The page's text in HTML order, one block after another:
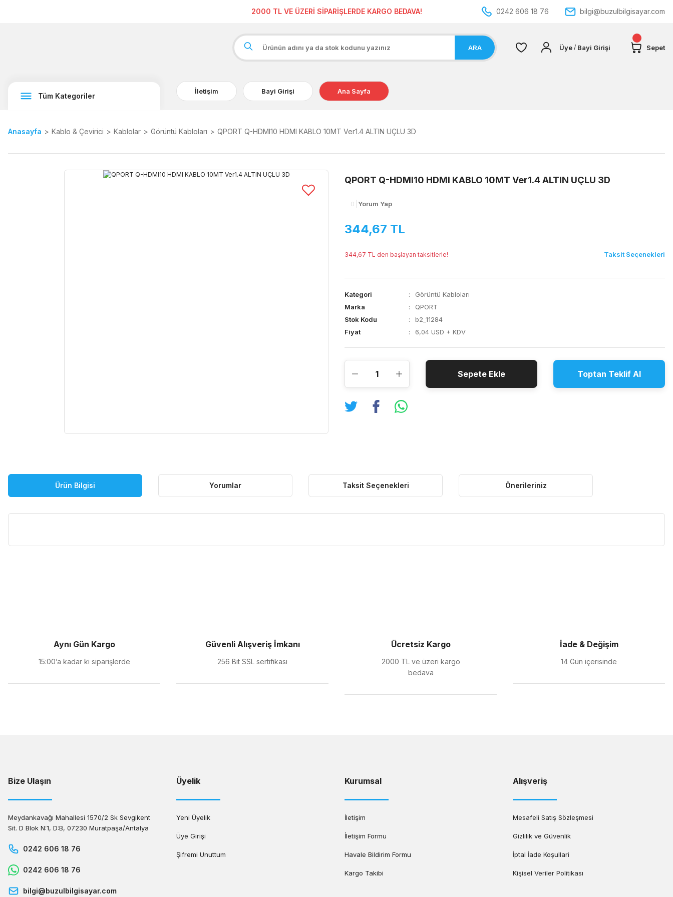
2000 TL VE ÜZERİ SİPARİŞLERDE KARGO BEDAVA! 0242 606 18 76 bilgi@buzulbilgisayar.com
ARA Üye / Bayi Girişi Sepet
Tüm Kategoriler
İletişim Bayi Girişi Ana Sayfa
Anasayfa Kablo & Çevirici Kablolar Görüntü Kabloları QPORT Q-HDMI10 HDMI KABLO 10MT Ver1.4 ALTIN UÇLU 3D
QPORT Q-HDMI10 HDMI KABLO 10MT Ver1.4 ALTIN UÇLU 3D
0 Yorum Yap
344,67 TL
344,67 TL den başlayan taksitlerle! Taksit Seçenekleri
Kategori
Görüntü Kabloları
Marka
QPORT
Stok Kodu
b2_11284
Fiyat
6,04 USD + KDV
Sepete Ekle Toptan Teklif Al
Ürün Bilgisi Yorumlar Taksit Seçenekleri Önerileriniz
Ürün fiyatı diğer sitelerden daha pahalı.
Bu ürüne benzer farklı alternatifler olmalı.
Aynı Gün Kargo
15:00’a kadar ki siparişlerde
Güvenli Alışveriş İmkanı
256 Bit SSL sertifikası
Ücretsiz Kargo
2000 TL ve üzeri kargo
bedava
İade & Değişim
14 Gün içerisinde
Bize Ulaşın
Meydankavağı Mahallesi 1570/2 Sk Sevgikent
Sit. D Blok N:1, D:B, 07230 Muratpaşa/Antalya
0242 606 18 76
0242 606 18 76
bilgi@buzulbilgisayar.com
Üyelik
Yeni Üyelik
Üye Girişi
Şifremi Unuttum
Kurumsal
İletişim
İletişim Formu
Havale Bildirim Formu
Kargo Takibi
Alışveriş
Mesafeli Satış Sözleşmesi
Gizlilik ve Güvenlik
İptal İade Koşullari
Kişisel Veriler Politikası